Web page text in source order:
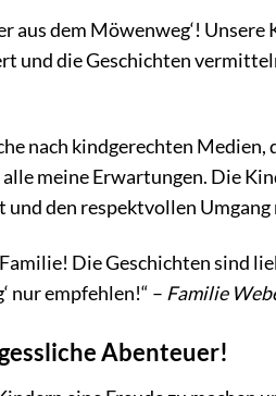
aus dem Möwenweg‘!
und die Geschichten
nach kindgerechten
meine Erwartungen. Die
den respektvollen Umgang
Die Geschichten sind
nur empfehlen!“ – Familie
Abenteuer!